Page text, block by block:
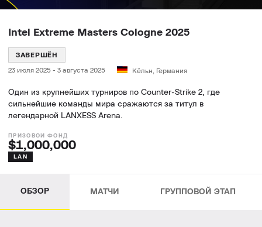
Intel Extreme Masters Cologne 2025
ЗАВЕРШЁН
23 июля 2025 - 3 августа 2025 Кёльн, Германия
Один из крупнейших турниров по Counter-Strike 2, где
сильнейшие команды мира сражаются за титул в
легендарной LANXESS Arena.
$1,000,000
LAN
ОБЗОР МАТЧИ ГРУППОВОЙ ЭТАП